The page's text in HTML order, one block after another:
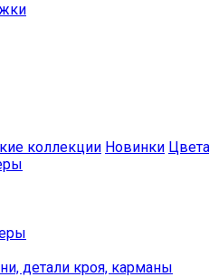
коллекции Новинки Цвета
детали кроя, карманы